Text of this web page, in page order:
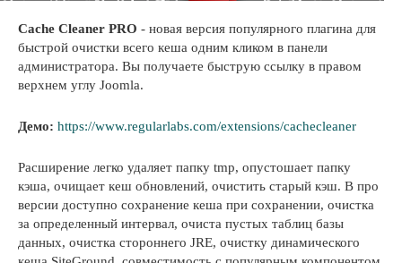
Cache Cleaner PRO - новая версия популярного плагина для
быстрой очистки всего кеша одним кликом в панели
администратора. Вы получаете быструю ссылку в правом
верхнем углу Joomla.
Демо: https://www.regularlabs.com/extensions/cachecleaner
Расширение легко удаляет папку tmp, опустошает папку
кэша, очищает кеш обновлений, очистить старый кэш. В про
версии доступно сохранение кеша при сохранении, очистка
за определенный интервал, очиста пустых таблиц базы
данных, очистка стороннего JRE, очистку динамического